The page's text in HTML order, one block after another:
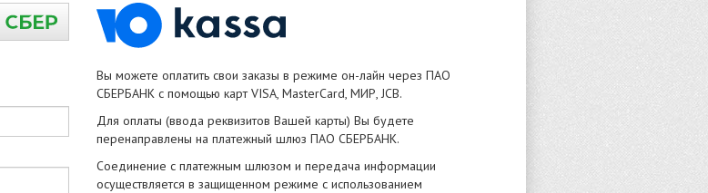
Вы можете оплатить свои заказы в режиме он-лайн через ПАО
СБЕРБАНК с помощью карт VISA, MasterCard, МИР, JCB.
Для оплаты (ввода реквизитов Вашей карты) Вы будете
перенаправлены на платежный шлюз ПАО СБЕРБАНК.
Соединение с платежным шлюзом и передача информации
осуществляется в защищенном режиме с использованием